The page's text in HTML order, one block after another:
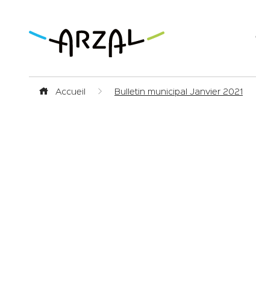
Accueil Bulletin municipal Janvier 2021